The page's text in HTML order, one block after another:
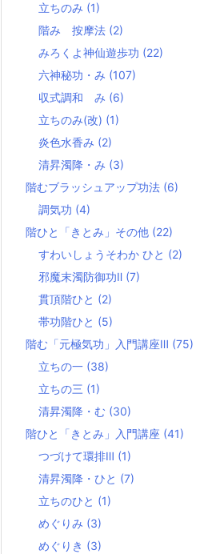
立ちのみ (1)
階み 按摩法 (2)
みろくよ神仙遊歩功 (22)
六神秘功・み (107)
収式調和 み (6)
立ちのみ(改) (1)
炎色水香み (2)
清昇濁降・み (3)
階むブラッシュアップ功法 (6)
調気功 (4)
階ひと「きとみ」その他 (22)
すわいしょうそわか ひと (2)
邪魔末濁防御功Ⅱ (7)
貫頂階ひと (2)
帯功階ひと (5)
階む「元極気功」入門講座Ⅲ (75)
立ちの一 (38)
立ちの三 (1)
清昇濁降・む (30)
階ひと「きとみ」入門講座 (41)
つづけて環排Ⅲ (1)
清昇濁降・ひと (7)
立ちのひと (1)
めぐりみ (3)
めぐりき (3)